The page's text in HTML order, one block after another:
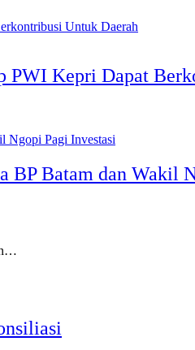
PWI Kepri Dapat
BP Batam dan Wakil